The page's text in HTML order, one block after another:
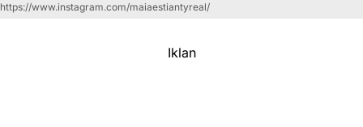
https://www.instagram.com/maiaestiantyreal/
Iklan